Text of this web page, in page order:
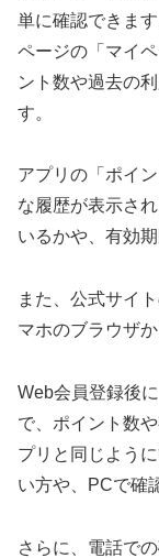
単に確認できま
ページの「マイ
ント数や過去の
す。
アプリの「ポイ
な履歴が表示さ
いるかや、有効
また、公式サイ
マホのブラウザ
Web会員登録後
で、ポイント数
プリと同じよう
い方や、PCで確
さらに、電話で